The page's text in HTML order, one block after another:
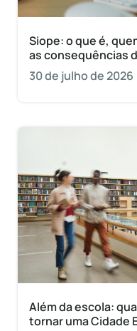
Siope: o que é,
as consequências
30 de julho de 2026
Além da escola:
tornar uma Cidade